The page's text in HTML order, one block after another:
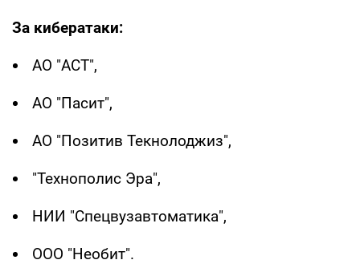
За кибератаки:
АО "АСТ",
АО "Пасит",
АО "Позитив Текнолоджиз",
"Технополис Эра",
НИИ "Спецвузавтоматика",
ООО "Необит".